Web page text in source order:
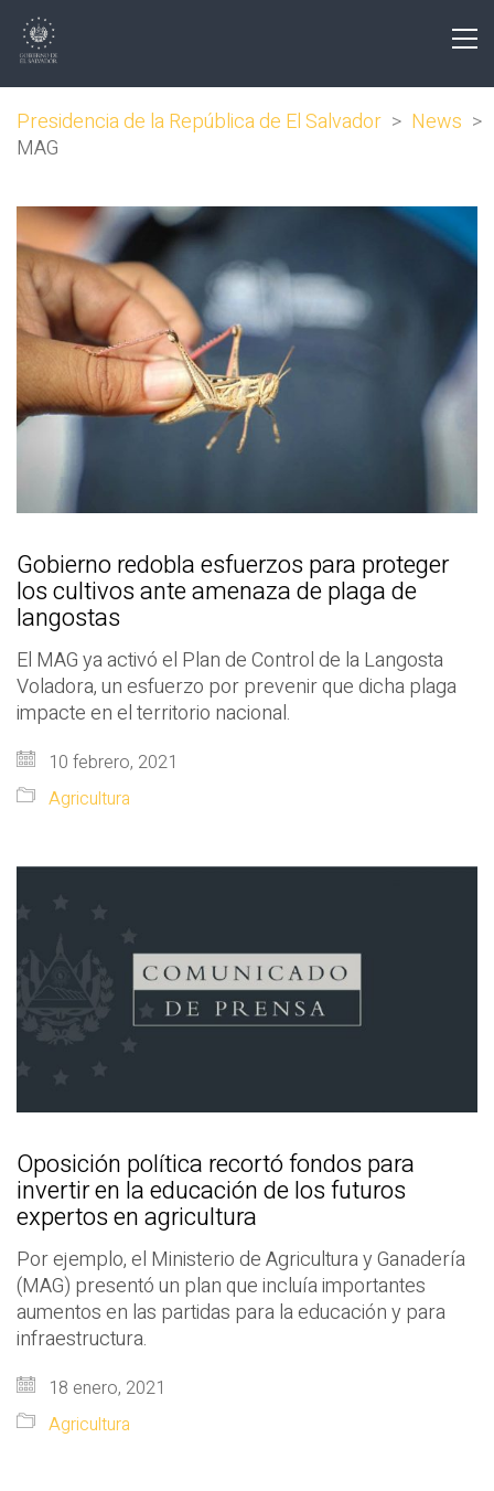
Presidencia de la República de El Salvador > News >
MAG
Gobierno redobla esfuerzos para proteger
los cultivos ante amenaza de plaga de
langostas
El MAG ya activó el Plan de Control de la Langosta
Voladora, un esfuerzo por prevenir que dicha plaga
impacte en el territorio nacional.
10 febrero, 2021
Agricultura
Oposición política recortó fondos para
invertir en la educación de los futuros
expertos en agricultura
Por ejemplo, el Ministerio de Agricultura y Ganadería
(MAG) presentó un plan que incluía importantes
aumentos en las partidas para la educación y para
infraestructura.
18 enero, 2021
Agricultura